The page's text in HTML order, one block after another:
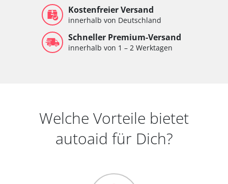
Kostenfreier Versand
innerhalb von Deutschland
Schneller Premium-Versand
innerhalb von 1 – 2 Werktagen
Welche Vorteile bietet
autoaid für Dich?